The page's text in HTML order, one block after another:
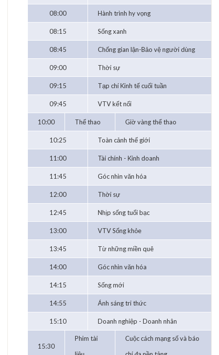
08:00 Hành trình hy vọng
08:15 Sống xanh
08:45 Chống gian lận-Bảo vệ người dùng
09:00 Thời sự
09:15 Tạp chí Kinh tế cuối tuần
09:45 VTV kết nối
10:00 Thể thao Giờ vàng thể thao
10:25 Toàn cảnh thế giới
11:00 Tài chính - Kinh doanh
11:45 Góc nhìn văn hóa
12:00 Thời sự
12:45 Nhịp sống tuổi bạc
13:00 VTV Sống khỏe
13:45 Từ những miền quê
14:00 Góc nhìn văn hóa
14:15 Sống mới
14:55 Ánh sáng tri thức
15:10 Doanh nghiệp - Doanh nhân
15:30
Phim tài
Cuộc cách mạng số và báo